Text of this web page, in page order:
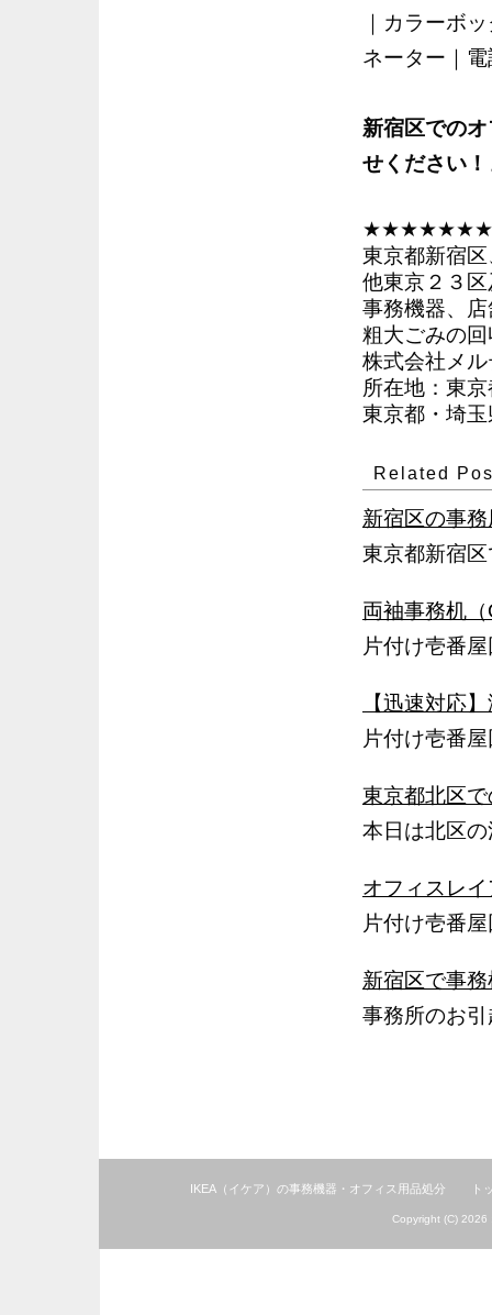
｜カラーボ
ネーター｜
新宿区での
せください
東京都新宿
他東京２３
事務機器、
粗大ごみの
株式会社メ
所在地：東
東京都・埼
Related
新宿区の事
東京都新宿
両袖事務机
片付け壱番
【迅速対応
片付け壱番
東京都北区
本日は北区
オフィスレ
片付け壱番
新宿区で事
事務所のお
IKEA（イケア）の事務機器・オフィス用品処分 ト
Copyright (C) 2026